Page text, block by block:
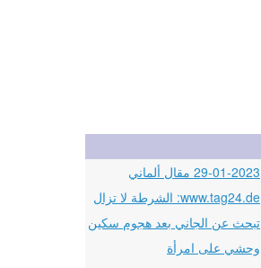
29-01-2023 مقال ألماني
www.tag24.de: الشرطة لا تزال
تبحث عن الجاني بعد هجوم سكين
وحشي على امرأة